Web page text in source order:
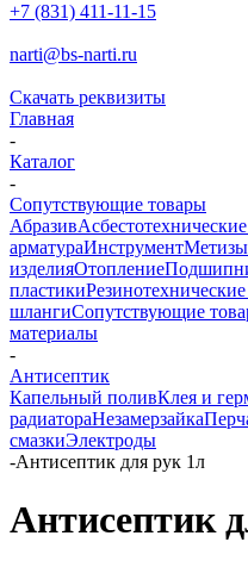
+7 (831) 411-11-15
narti@bs-narti.ru
Скачать реквизиты
Главная
-
Каталог
-
Сопутствующие товары
Абразив
арматураИнструментМетизы
изделияОтопление
пластики
шлангиСопутствующие
материалы
-
Антисептик
Капельный поливКлея и
радиатораНезамерзайка
смазкиЭлектроды
-Антисептик для рук 1л
Антисептик